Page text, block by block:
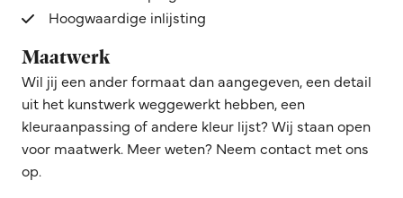
Hoogwaardige inlijsting
Maatwerk
Wil jij een ander formaat dan aangegeven, een detail
uit het kunstwerk weggewerkt hebben, een
kleuraanpassing of andere kleur lijst? Wij staan open
voor maatwerk. Meer weten? Neem contact met ons
op.